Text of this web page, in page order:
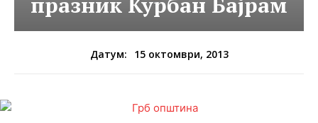
Датум: 15 октомври, 2013